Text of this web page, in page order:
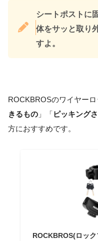
シートポストに
体をサッと取り
すよ。
ROCKBROSのワイヤー
きるもの 」「ピッキング
方におすすめです。
ROCKBROS(ロッ